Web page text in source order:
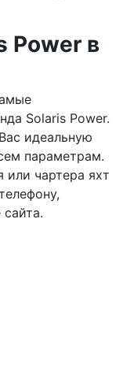
Power в
Solaris Power.
идеальную
параметрам.
чартера яхт